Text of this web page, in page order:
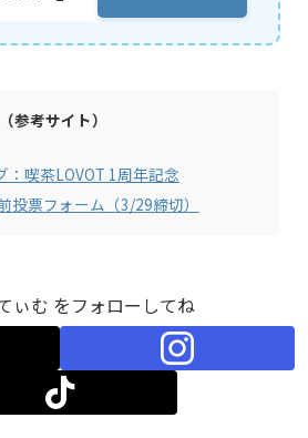
参考サイト）
：喫茶LOVOT 1周年記念
投票フォーム（3/29締切）
ぃむ をフォローしてね